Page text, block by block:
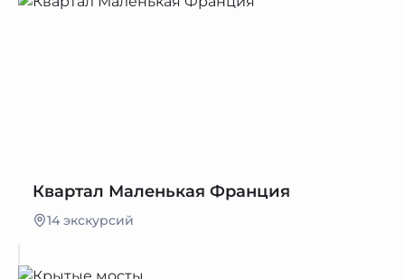
Квартал Маленькая Франция
14 экскурсий